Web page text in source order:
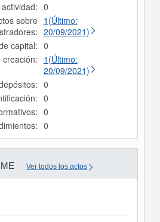
0
sobre 1(Último:
20/09/2021)
capital: 0
creación:
1(Último:
20/09/2021)
0
0
0
0
Ver todos los actos